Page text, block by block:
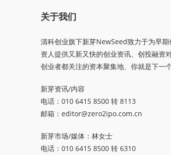
关于我们
清科创业旗下新芽NewSeed致力于为早
资人提供又新又快的创业资讯、创投融资
创业者都关注的资本聚集地、你就是下一个
新芽资讯/内容
电话：010 6415 8500 转 8113
邮箱： editor@zero2ipo.com.cn
新芽市场/媒体：林女士
电话：010 6415 8500 转 6310